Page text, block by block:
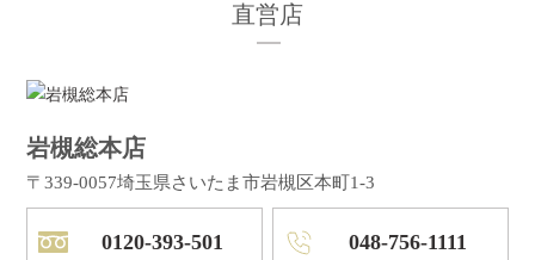
直営店
岩槻総本店
〒339-0057埼玉県さいたま市岩槻区本町1-3
0120-393-501 048-756-1111